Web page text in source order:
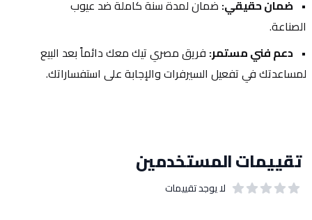
ضمان حقيقي:
الصناعة.
دعم فني مستمر:
لمساعدتك في تفعيل السيرفرات والإجابة على استفساراتك.
تقييمات المستخدمين
لا يوجد تقييمات